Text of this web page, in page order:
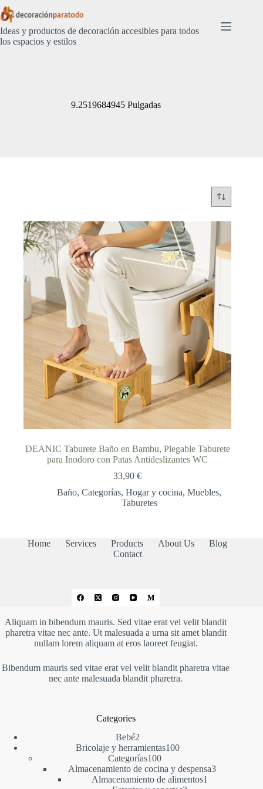
Saltar
al
contenido
Ideas y productos de decoración accesibles para todos
los espacios y estilos
9.2519684945 Pulgadas
DEANIC Taburete Baño en Bambu, Plegable Taburete
para Inodoro con Patas Antideslizantes WC
33,90€
Baño,Categorías,Hogar y cocina,Muebles,
Taburetes
Home Services Products About Us
Blog
Contact
Aliquam in bibendum mauris. Sed vitae erat vel velit blandit
pharetra vitae nec ante. Ut malesuada a urna sit amet blandit
nullam lorem aliquam at eros laoreet feugiat.
Bibendum mauris sed vitae erat vel velit blandit pharetra vitae
nec ante malesuada blandit pharetra.
Categories
Bebé22
productos
Bricolaje y herramientas100100
Categorías100100
productos
Almacenamiento de cocina y despensa33
Almacenamiento de alimentos1